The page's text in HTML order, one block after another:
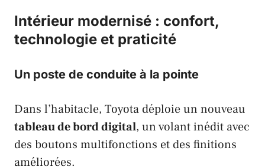
Intérieur modernisé : confort,
technologie et praticité
Un poste de conduite à la pointe
Dans l’habitacle, Toyota déploie un nouveau
tableau de bord digital, un volant inédit avec
des boutons multifonctions et des finitions
améliorées.